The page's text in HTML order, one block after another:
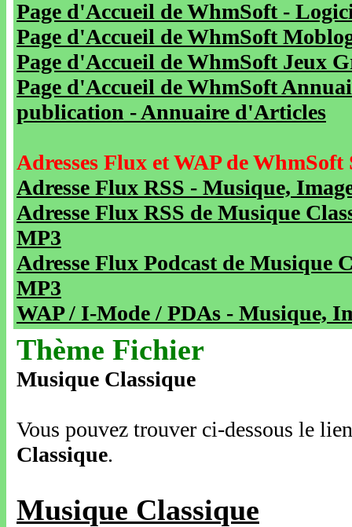
Page d'Accueil de WhmSoft -
Page d'Accueil de WhmSoft
Page d'Accueil de WhmSoft Jeux
Page d'Accueil de WhmSoft
publication - Annuaire d'Articles
Adresses Flux et WAP de WhmSoft
Adresse Flux RSS - Musique,
Adresse Flux RSS de Musique
MP3
Adresse Flux Podcast de Musique
MP3
WAP / I-Mode / PDAs - Musique,
Thème Fichier
Musique Classique
Vous pouvez trouver ci-dessous le
Classique.
Musique Classique